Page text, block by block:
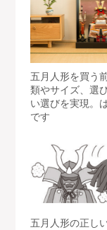
五月人形を買う
類やサイズ、選
い選びを実現。
です
五月人形の正し